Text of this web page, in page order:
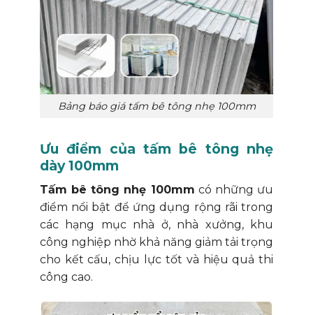
Bảng báo giá tấm bê tông nhẹ 100mm
Ưu điểm của tấm bê tông nhẹ
dày 100mm
Tấm bê tông nhẹ 100mm có những ưu
điểm nổi bật để ứng dụng rộng rãi trong
các hạng mục nhà ở, nhà xưởng, khu
công nghiệp nhờ khả năng giảm tải trọng
cho kết cấu, chịu lực tốt và hiệu quả thi
công cao.